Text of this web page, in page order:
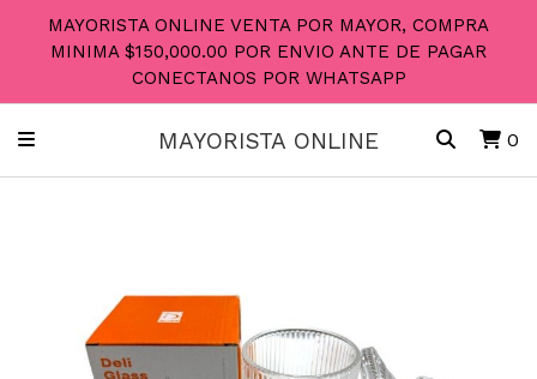
MAYORISTA ONLINE VENTA POR MAYOR, COMPRA
MINIMA $150,000.00 POR ENVIO ANTE DE PAGAR
CONECTANOS POR WHATSAPP
MAYORISTA ONLINE 0